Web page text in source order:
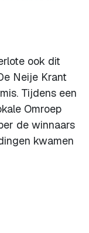
ook dit
Neije Krant
Tijdens een
Omroep
de winnaars
kwamen